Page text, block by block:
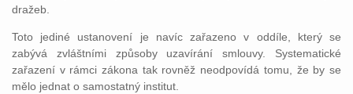
dražeb.
Toto jediné ustanovení je navíc zařazeno v oddíle, který se
zabývá zvláštními způsoby uzavírání smlouvy. Systematické
zařazení v rámci zákona tak rovněž neodpovídá tomu, že by se
mělo jednat o samostatný institut.